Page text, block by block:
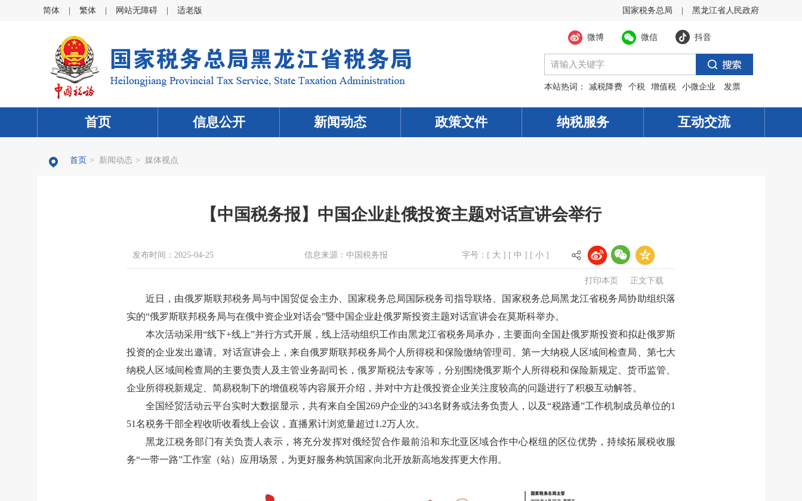
简体 繁体 网站无障碍 适老版 黑龙江省人民政府
国家税务总局
微博 微信 抖音
本站热词： 减税降费 个税 增值税 小微企业 发票
首页 信息公开 新闻动态 政策文件 纳税服务 互动交流
首页 > 新闻动态 > 媒体视点
【中国税务报】中国企业赴俄投资主题对话宣讲会举行
发布时间：2025-04-25 信息来源： 中国税务报 字号：[ 大 ] [ 中 ] [ 小 ]
打印本页 正文下载
近日，由俄罗斯联邦税务局与中国贸促会主办、国家税务总局国际税务司指导联络、国家税务总局黑龙江省税务局协助组织落
实的“俄罗斯联邦税务局与在俄中资企业对话会”暨中国企业赴俄罗斯投资主题对话宣讲会在莫斯科举办。
本次活动采用“线下+线上”并行方式开展，线上活动组织工作由黑龙江省税务局承办，主要面向全国赴俄罗斯投资和拟赴俄罗斯
投资的企业发出邀请。对话宣讲会上，来自俄罗斯联邦税务局个人所得税和保险缴纳管理司、第一大纳税人区域间检查局、第七大
纳税人区域间检查局的主要负责人及主管业务副司长，俄罗斯税法专家等，分别围绕俄罗斯个人所得税和保险新规定、货币监管、
企业所得税新规定、简易税制下的增值税等内容展开介绍，并对中方赴俄投资企业关注度较高的问题进行了积极互动解答。
全国经贸活动云平台实时大数据显示，共有来自全国269户企业的343名财务或法务负责人，以及“税路通”工作机制成员单位的1
51名税务干部全程收听收看线上会议，直播累计浏览量超过1.2万人次。
黑龙江税务部门有关负责人表示，将充分发挥对俄经贸合作最前沿和东北亚区域合作中心枢纽的区位优势，持续拓展税收服
务“一带一路”工作室（站）应用场景，为更好服务构筑国家向北开放新高地发挥更大作用。